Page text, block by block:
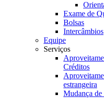
Exame de
Bolsas
Intercâmbios
Equipe
Serviços
Créditos
estrangeira
Mudança